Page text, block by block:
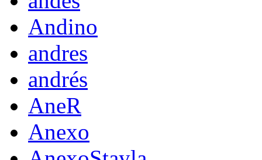
Andino
andres
andrés
AneR
Anexo